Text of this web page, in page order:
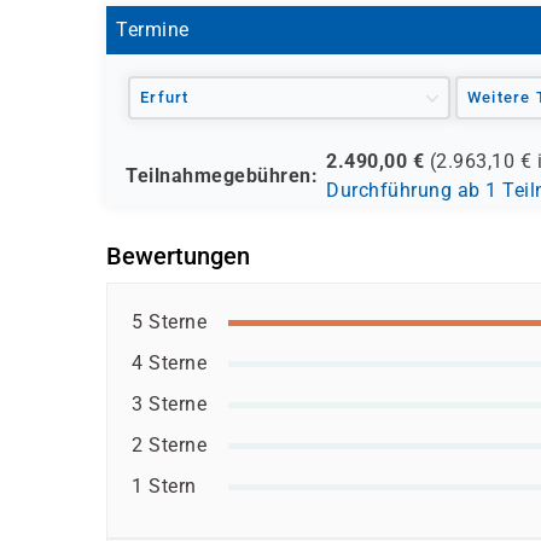
Servervirtualisierung
Grundkenntnisse in Azure Active Directory
Erfahrung in der praktischen Arbeit mit
Termine
Erfurt Weitere
Teilnahmegebühren:
2.490,00 € (2.963,10 €
Durchführung ab 1
Bewertungen
5 Sterne
4 Sterne
3 Sterne
2 Sterne
1 Stern